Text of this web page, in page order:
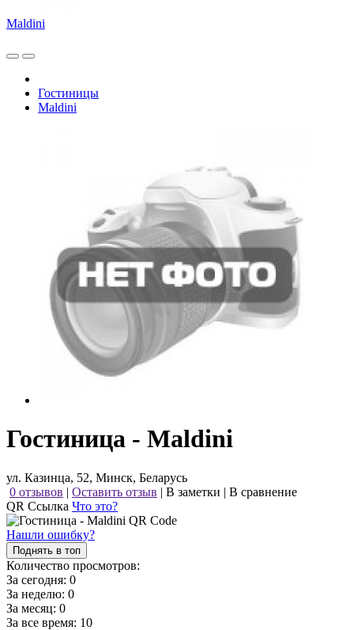
Maldini
Гостиницы
Maldini
Гостиница - Maldini
ул. Казинца, 52, Минск, Беларусь
0 отзывов | Оставить отзыв | В заметки | В сравнение
QR Ссылка Что это?
Нашли ошибку?
Поднять в топ
Количество просмотров:
За сегодня: 0
За неделю: 0
За месяц: 0
За все время: 10